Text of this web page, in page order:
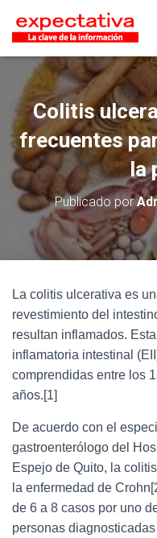
Colitis
frecuentes
la
Publicado por
La colitis ulcerativa es
revestimiento del
resultan inflamados.
inflamatoria intestinal
comprendidas entre los
años.[1]
De acuerdo con el
gastroenterólogo del
Espejo de Quito, la
la enfermedad de
de 6 a 8 casos por uno
personas